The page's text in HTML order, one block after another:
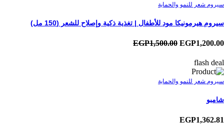
سيروم شعر للنمو والحماية
سيروم هيرمونيكا مود للأطفال | تغذية ذكية وإصلاح للشعر (150 مل)
EGP1,500.00 EGP1,200.00
flash deal
سيروم شعر للنمو والحماية
شامبو
EGP1,362.81